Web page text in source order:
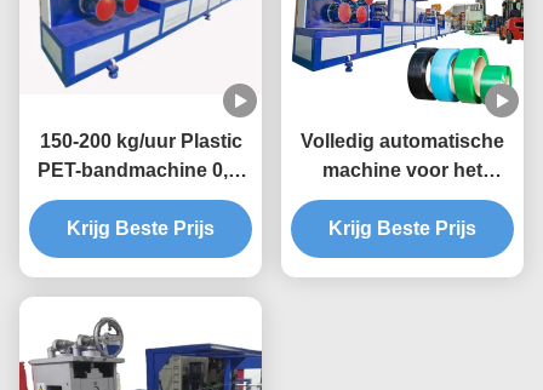
150-200 kg/uur Plastic
PET-bandmachine 0,4-
1,5 mm
Krijg Beste Prijs
Volledig automatische
machine voor het
vervaardigen van PET-
banden voor plastic
verpakkingsbanden
Krijg Beste Prijs